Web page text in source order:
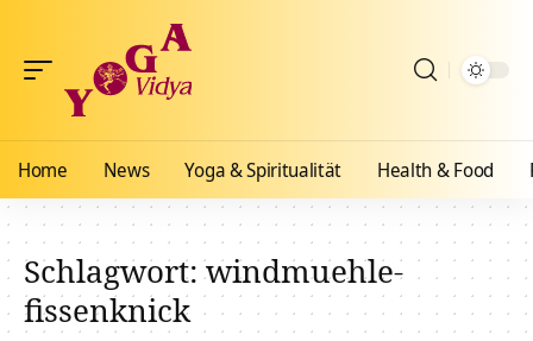
Home News Yoga & Spiritualität Health & Food
Schlagwort:windmuehle-
fissenknick